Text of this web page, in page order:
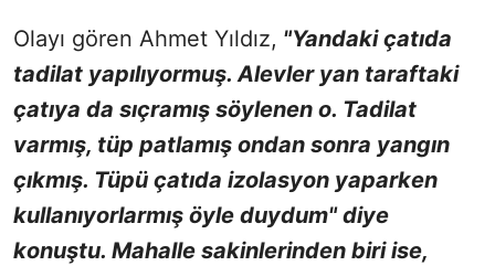
Olayı gören Ahmet Yıldız, "Yandaki çatıda
tadilat yapılıyormuş. Alevler yan taraftaki
çatıya da sıçramış söylenen o. Tadilat
varmış, tüp patlamış ondan sonra yangın
çıkmış. Tüpü çatıda izolasyon yaparken
kullanıyorlarmış öyle duydum" diye
konuştu. Mahalle sakinlerinden biri ise,